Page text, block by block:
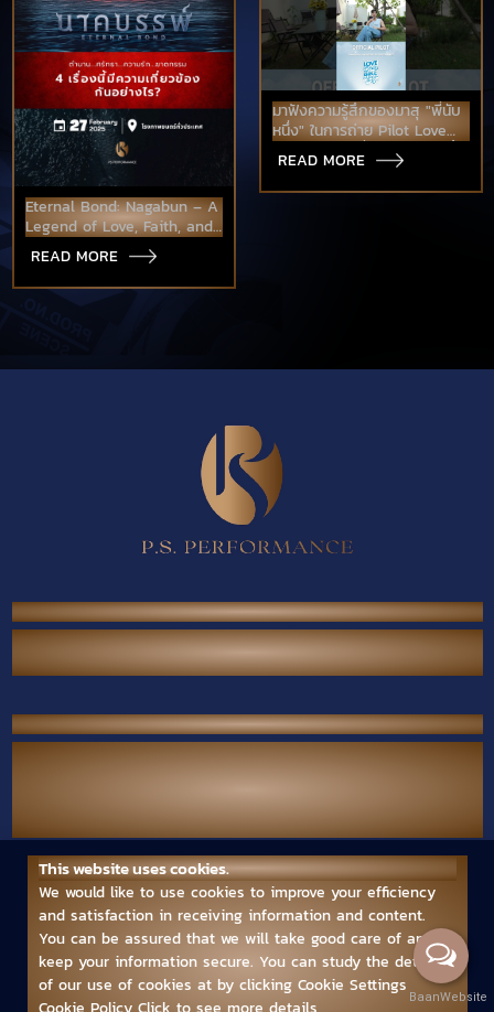
Eternal Bond: Nagabun – A
Legend of Love, Faith, and
Thrills
READ MORE
มาฟังความรู้สึกของมาสุ "พี่นับ
หนึ่ง" ในการถ่าย Pilot Love
Like A Bike ปั่นไปให้ถึงรัก ทั้ง
2 วัน
READ MORE
P.S. Performance Co., Ltd.
38/567 Thai Raman Rd., Sam Wa Tawan Tok,
Khlong Sam Wa, Bangkok 10510 Thailand.
Contact Us
(+66) 02-118-2380
ps.performance545.80@gmail.com
Follow us
This website uses cookies.
We would like to use cookies to improve your efficiency
and satisfaction in receiving information and content.
You can be assured that we will take good care of and
keep your information secure. You can study the details
of our use of cookies at by clicking Cookie Settings
BaanWebsite